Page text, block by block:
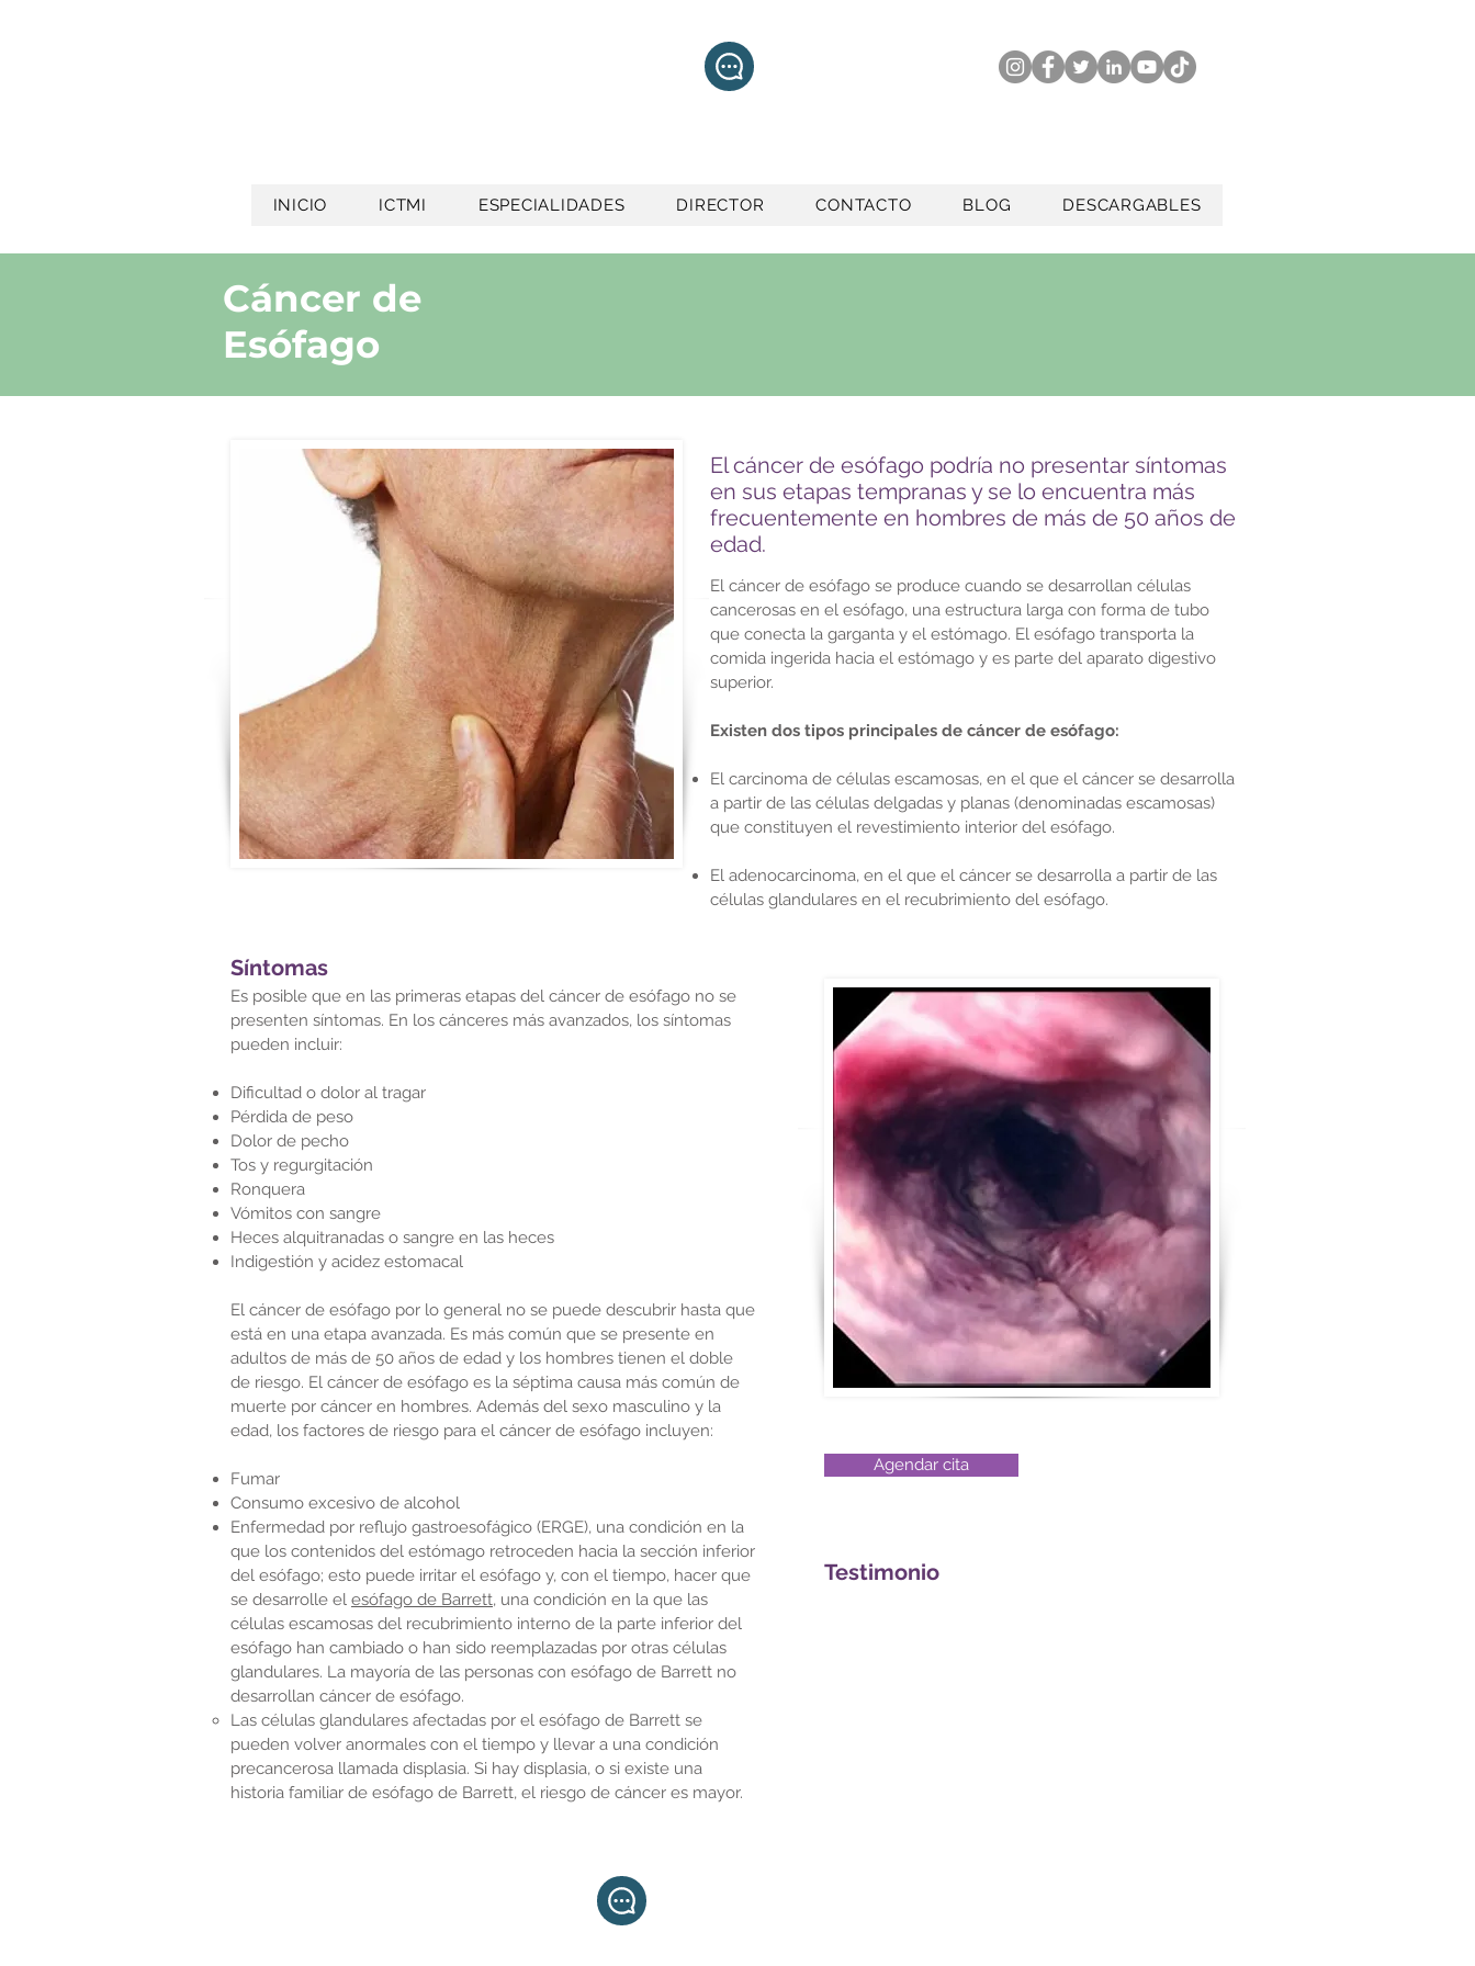
INICIO ICTMI ESPECIALIDADES DIRECTOR CONTACTO BLOG DESCARGABLES
Cáncer de
Esófago
El cáncer de esófago podría no presentar síntomas
en sus etapas tempranas y se lo encuentra más
frecuentemente en hombres de más de 50 años de
edad.
El cáncer de esófago se produce cuando se desarrollan células
cancerosas en el esófago, una estructura larga con forma de tubo
que conecta la garganta y el estómago. El esófago transporta la
comida ingerida hacia el estómago y es parte del aparato digestivo
superior.
Existen dos tipos principales de cáncer de esófago:
El carcinoma de células escamosas, en el que el cáncer se desarrolla
a partir de las células delgadas y planas (denominadas escamosas)
que constituyen el revestimiento interior del esófago.
El adenocarcinoma, en el que el cáncer se desarrolla a partir de las
células glandulares en el recubrimiento del esófago.
Síntomas
Es posible que en las primeras etapas del cáncer de esófago no se
presenten síntomas. En los cánceres más avanzados, los síntomas
pueden incluir:
Dificultad o dolor al tragar
Pérdida de peso
Dolor de pecho
Tos y regurgitación
Ronquera
Vómitos con sangre
Heces alquitranadas o sangre en las heces
Indigestión y acidez estomacal
El cáncer de esófago por lo general no se puede descubrir hasta que
está en una etapa avanzada. Es más común que se presente en
adultos de más de 50 años de edad y los hombres tienen el doble
de riesgo. El cáncer de esófago es la séptima causa más común de
muerte por cáncer en hombres. Además del sexo masculino y la
edad, los factores de riesgo para el cáncer de esófago incluyen:
Fumar
Consumo excesivo de alcohol
Enfermedad por reflujo gastroesofágico (ERGE), una condición en la
que los contenidos del estómago retroceden hacia la sección inferior
del esófago; esto puede irritar el esófago y, con el tiempo, hacer que
se desarrolle el esófago de Barrett, una condición en la que las
células escamosas del recubrimiento interno de la parte inferior del
esófago han cambiado o han sido reemplazadas por otras células
glandulares. La mayoría de las personas con esófago de Barrett no
desarrollan cáncer de esófago.
Las células glandulares afectadas por el esófago de Barrett se
pueden volver anormales con el tiempo y llevar a una condición
precancerosa llamada displasia. Si hay displasia, o si existe una
historia familiar de esófago de Barrett, el riesgo de cáncer es mayor.
Agendar cita
Testimonio